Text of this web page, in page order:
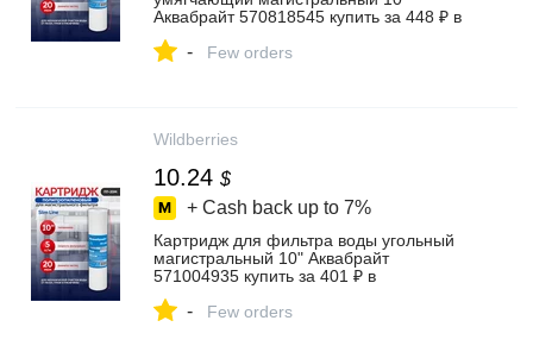
Аквабрайт 570818545 купить за 448 ₽ в
- Few orders
Wildberries
10.24 $
+ Cash back up to 7%
Картридж для фильтра воды угольный
магистральный 10" Аквабрайт
571004935 купить за 401 ₽ в
- Few orders